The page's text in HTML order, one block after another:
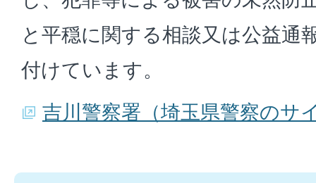
と平穏に関する相談又は公益通
付けています。
吉川警察署（埼玉県警察のサ